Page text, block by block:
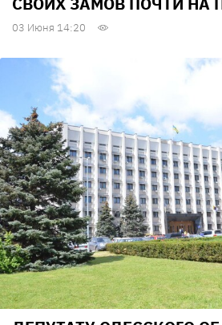
03 Июня 14:20